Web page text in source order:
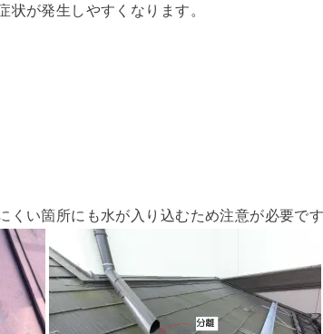
状が発生しやすくなります。
くい箇所にも水が入り込むため注意が必要で